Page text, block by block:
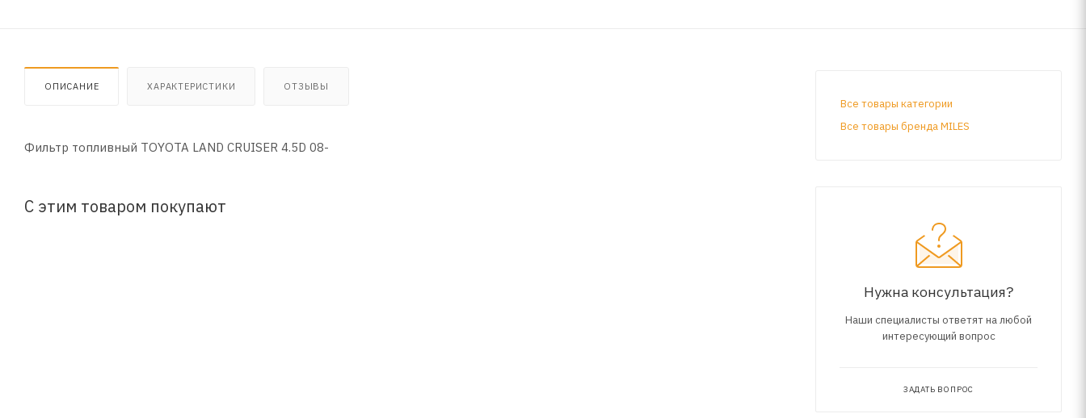
ОПИСАНИЕ ХАРАКТЕРИСТИКИ ОТЗЫВЫ
Фильтр топливный TOYOTA LAND CRUISER 4.5D 08-
С этим товаром покупают
Все товары категории
Все товары бренда MILES
Нужна консультация?
Наши специалисты ответят на любой
интересующий вопрос
ЗАДАТЬ ВОПРОС